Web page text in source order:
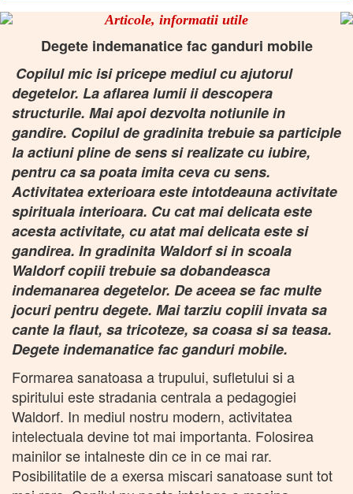
Articole, informatii utile
Degete indemanatice fac ganduri mobile
Copilul mic isi pricepe mediul cu ajutorul
degetelor. La aflarea lumii ii descopera
structurile. Mai apoi dezvolta notiunile in
gandire. Copilul de gradinita trebuie sa participle
la actiuni pline de sens si realizate cu iubire,
pentru ca sa poata imita ceva cu sens.
Activitatea exterioara este intotdeauna activitate
spirituala interioara. Cu cat mai delicata este
acesta activitate, cu atat mai delicata este si
gandirea. In gradinita Waldorf si in scoala
Waldorf copiii trebuie sa dobandeasca
indemanarea degetelor. De aceea se fac multe
jocuri pentru degete. Mai tarziu copiii invata sa
cante la flaut, sa tricoteze, sa coasa si sa teasa.
Degete indemanatice fac ganduri mobile.
Formarea sanatoasa a trupului, sufletului si a
spiritului este stradania centrala a pedagogiei
Waldorf. In mediul nostru modern, activitatea
intelectuala devine tot mai importanta. Folosirea
mainilor se intalneste din ce in ce mai rar.
Posibilitatile de a exersa miscari sanatoase sunt tot